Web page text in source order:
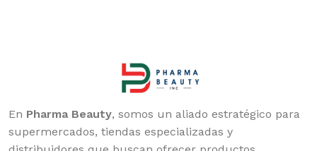
En Pharma Beauty, somos un aliado estratégico para
supermercados, tiendas especializadas y